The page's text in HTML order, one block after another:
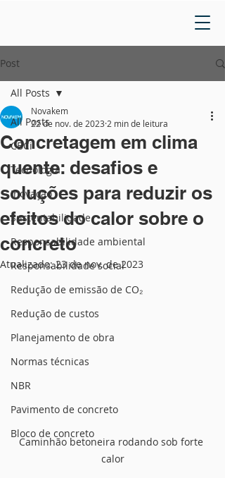
Post
All Posts
CBCi
Tecnologia
Inovação
Sustentabilidade
Responsabilidade ambiental
Responsabilidade social
Redução de emissão de CO₂
Redução de custos
Planejamento de obra
Normas técnicas
NBR
Pavimento de concreto
Bloco de concreto
All Posts
Concretagem em clima
quente: desafios e
soluções para reduzir os
efeitos do calor sobre o
concreto
Novakem
22 de nov. de 2023 2 min de leitura
Atualizado:23 de nov. de 2023
Caminhão betoneira rodando sob forte
calor